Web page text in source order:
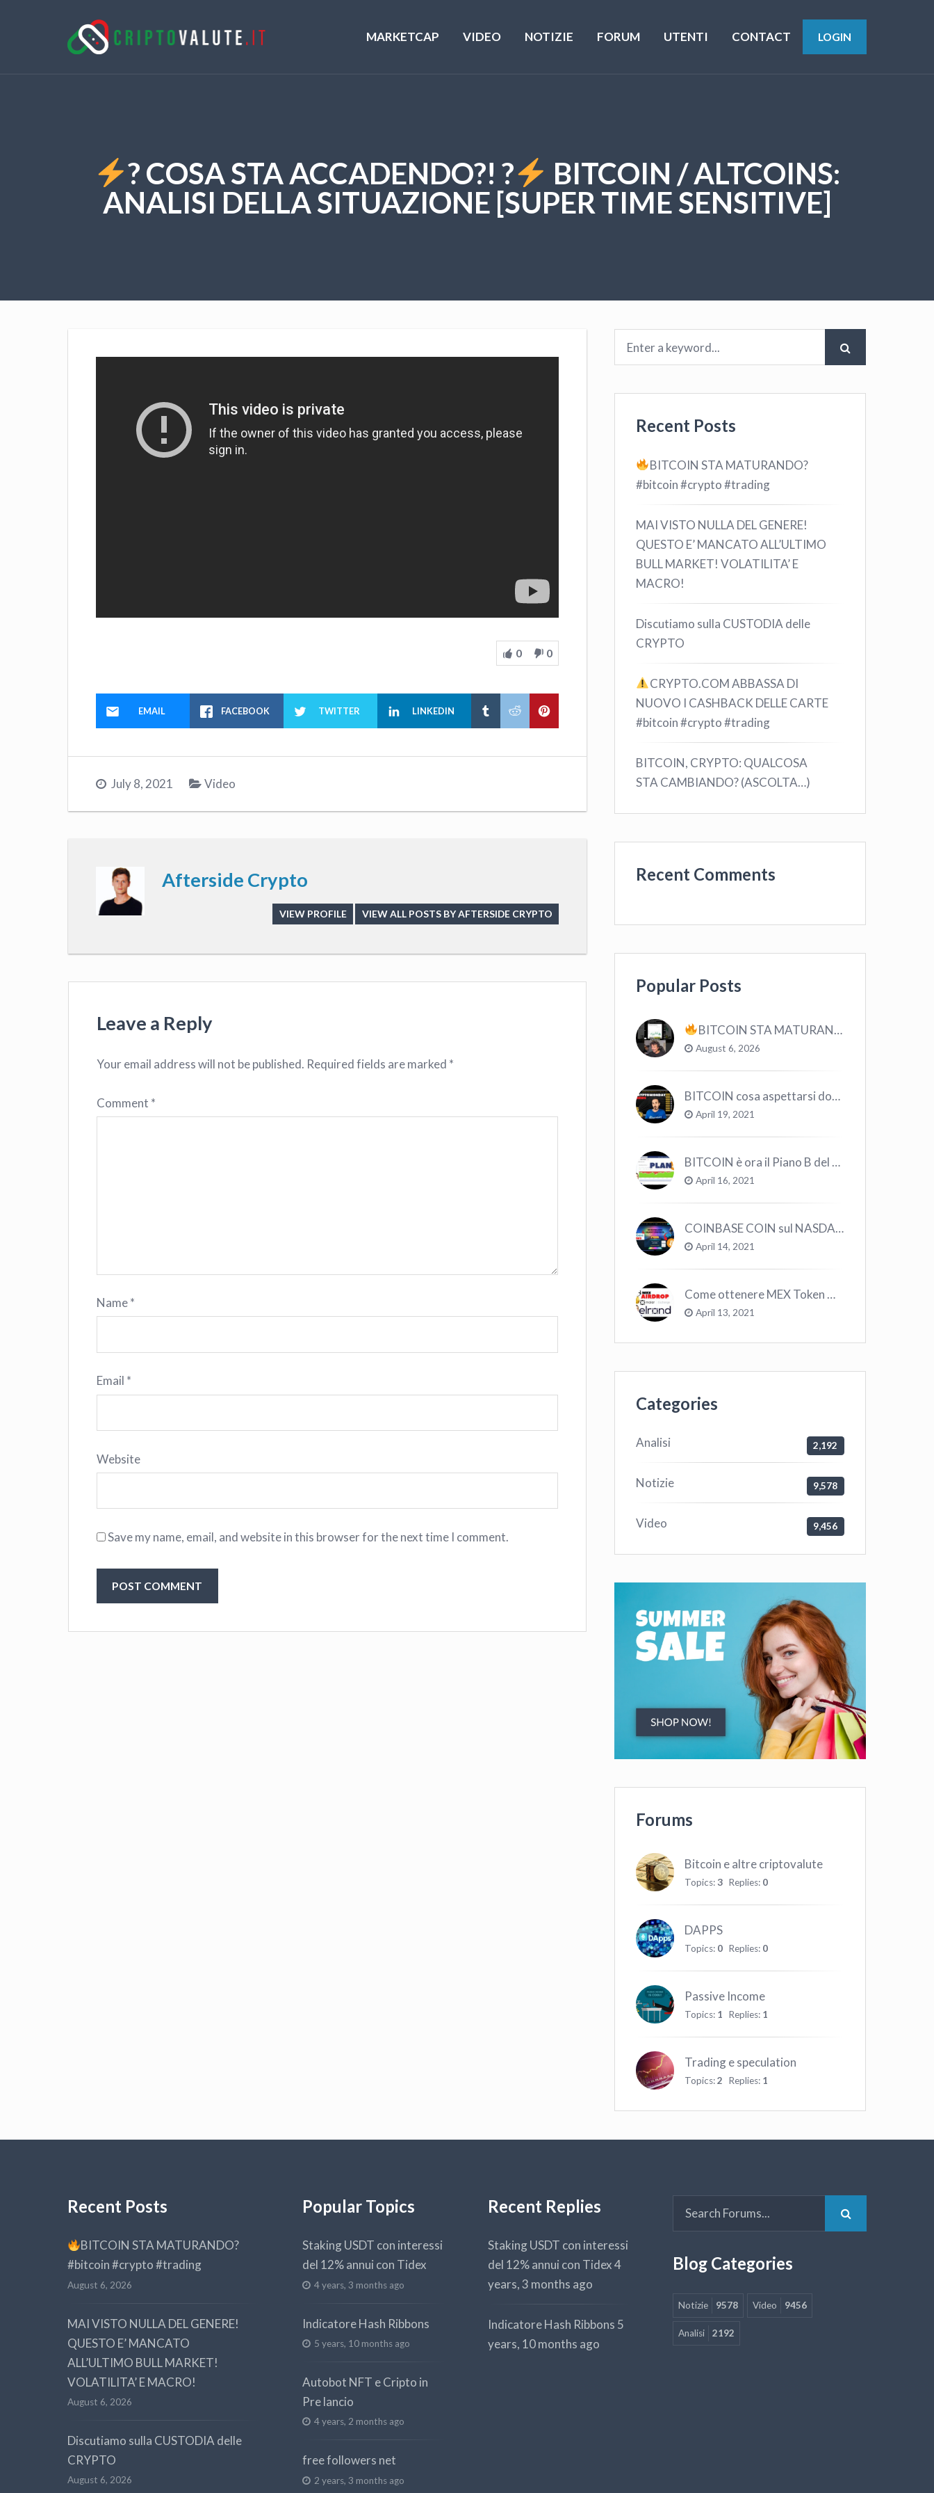
MARKETCAP VIDEO NOTIZIE FORUM UTENTI CONTACT LOGIN
? COSA STA ACCADENDO?! ?
BITCOIN / ALTCOINS:
ANALISI DELLA SITUAZIONE [SUPER TIME SENSITIVE]
0 0
EMAIL FACEBOOK TWITTER LINKEDIN
July 8, 2021 Video
Afterside Crypto
VIEW PROFILE VIEW ALL POSTS BY AFTERSIDE CRYPTO
Leave a Reply
Your email address will not be published. Required fields are marked *
Comment *
Name*
Email *
Website
Save my name, email, and website in this browser for the next time I comment.
Recent Posts
BITCOIN STA MATURANDO?
#bitcoin #crypto #trading
MAI VISTO NULLA DEL GENERE!
QUESTO E’ MANCATO ALL’ULTIMO
BULL MARKET! VOLATILITA’ E
MACRO!
Discutiamo sulla CUSTODIA delle
CRYPTO
CRYPTO.COM ABBASSA DI
NUOVO I CASHBACK DELLE CARTE
#bitcoin #crypto #trading
BITCOIN, CRYPTO: QUALCOSA
STA CAMBIANDO? (ASCOLTA…)
Recent Comments
Popular Posts
BITCOIN STA MATURANDO? #bitcoin #crypto #trading
August 6, 2026
BITCOIN cosa aspettarsi dopo il “Crollo”? – CryptoMonday NEWS w16/’21
April 19, 2021
BITCOIN è ora il Piano B del Mondo
April 16, 2021
COINBASE COIN sul NASDAQ e le CRYPTO volano!
April 14, 2021
Come ottenere MEX Token GRATIS su Elrond ?
April 13, 2021
Categories
Analisi 2,192
Notizie 9,578
Video 9,456
Forums
Bitcoin e altre criptovalute
Topics:3 Replies: 0
DAPPS
Topics: 0 Replies: 0
Passive Income
Topics: 1 Replies: 1
Trading e speculation
Topics:2 Replies: 1
Recent Posts
BITCOIN STA MATURANDO?
#bitcoin #crypto #trading
August 6, 2026
MAI VISTO NULLA DEL GENERE!
QUESTO E’ MANCATO
ALL’ULTIMO BULL MARKET!
VOLATILITA’ E MACRO!
August 6, 2026
Discutiamo sulla CUSTODIA delle
CRYPTO
August 6, 2026
Popular Topics
Staking USDT con interessi
del 12% annui con Tidex
4 years, 3 months ago
Indicatore Hash Ribbons
5 years, 10 months ago
Autobot NFT e Cripto in
Pre lancio
4 years, 2 months ago
free followers net
2 years, 3 months ago
Recent Replies
Staking USDT con interessi
del 12% annui con Tidex4
years, 3 months ago
Indicatore Hash Ribbons 5
years, 10 months ago
Blog Categories
Notizie 9578 Video 9456
Analisi 2192